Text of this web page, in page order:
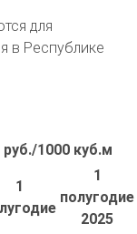
для
в Республике
руб./1000 куб.м
1
1
полугодие
2025